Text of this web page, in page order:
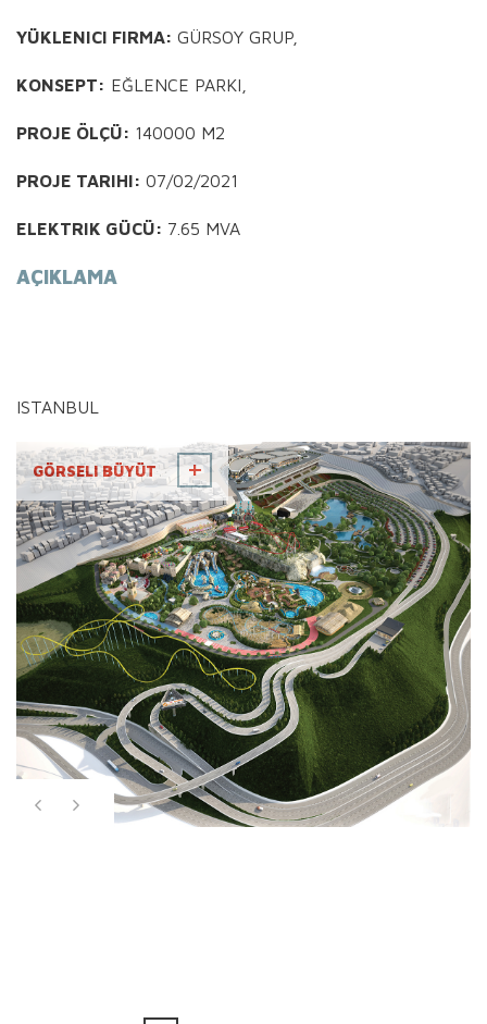
YÜKLENICI FIRMA: GÜRSOY GRUP,
KONSEPT: EĞLENCE PARKI,
PROJE ÖLÇÜ: 140000 M2
PROJE TARIHI: 07/02/2021
ELEKTRIK GÜCÜ: 7.65 MVA
AÇIKLAMA
ISTANBUL
GÖRSELI BÜYÜT